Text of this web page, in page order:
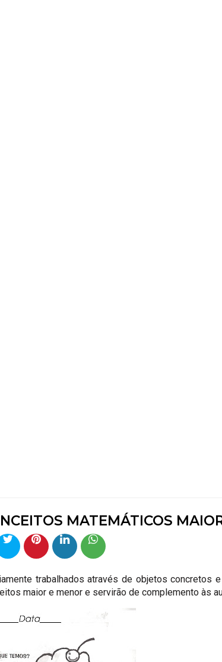
MATEMÁTICOS
trabalhados através de objetos concretos
maior e menor e servirão de complemento às